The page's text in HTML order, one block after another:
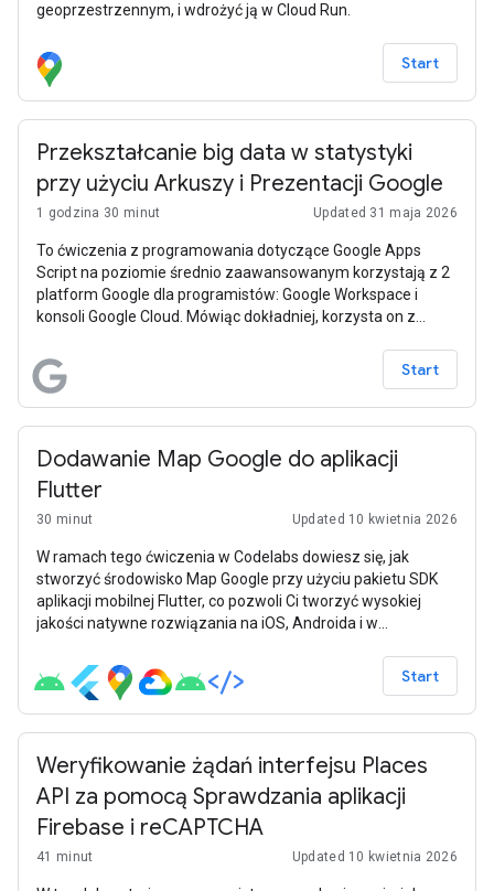
geoprzestrzennym, i wdrożyć ją w Cloud Run.
Start
Przekształcanie big data w statystyki
przy użyciu Arkuszy i Prezentacji Google
1 godzina 30 minut Updated 31 maja 2026
To ćwiczenia z programowania dotyczące Google Apps
Script na poziomie średnio zaawansowanym korzystają z 2
platform Google dla programistów: Google Workspace i
konsoli Google Cloud. Mówiąc dokładniej, korzysta on z
zaawansowanej Apps Script) w konsoli Cloud oraz dwóch
wbudowanych usług Google Workspace: Arkuszy Google i
Prezentacji Google. Celem tej przykładowej aplikacji jest
pokazanie użytkownikom, że mogą zautomatyzować
ostatnią część strategii – od analizy big data do prezentacji
na slajdach – a wszystko to za pomocą (względnie)
krótkiego fragmentu kodu.
Start
Dodawanie Map Google do aplikacji
Flutter
30 minut Updated 10 kwietnia 2026
W ramach tego ćwiczenia w Codelabs dowiesz się, jak
stworzyć środowisko Map Google przy użyciu pakietu SDK
aplikacji mobilnej Flutter, co pozwoli Ci tworzyć wysokiej
jakości natywne rozwiązania na iOS, Androida i w
Start
Weryfikowanie żądań interfejsu Places
API za pomocą Sprawdzania aplikacji
Firebase i reCAPTCHA
41 minut Updated 10 kwietnia 2026